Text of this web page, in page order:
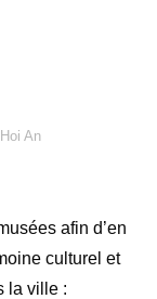
An
afin d’en
culturel et
la ville :